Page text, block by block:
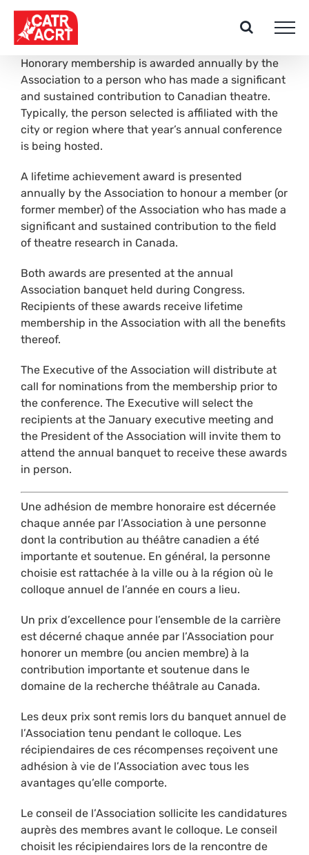
Skip
content
Honorary membership is awarded annually by the
Association to a person who has made a significant
and sustained contribution to Canadian theatre.
Typically, the person selected is affiliated with the
city or region where that year’s annual conference
is being hosted.
A lifetime achievement award is presented
annually by the Association to honour a member (or
former member) of the Association who has made a
significant and sustained contribution to the field
of theatre research in Canada.
Both awards are presented at the annual
Association banquet held during Congress.
Recipients of these awards receive lifetime
membership in the Association with all the benefits
thereof.
The Executive of the Association will distribute at
call for nominations from the membership prior to
the conference. The Executive will select the
recipients at the January executive meeting and
the President of the Association will invite them to
attend the annual banquet to receive these awards
in person.
Une adhésion de membre honoraire est décernée
chaque année par l’Association à une personne
dont la contribution au théâtre canadien a été
importante et soutenue. En général, la personne
choisie est rattachée à la ville ou à la région où le
colloque annuel de l’année en cours a lieu.
Un prix d’excellence pour l’ensemble de la carrière
est décerné chaque année par l’Association pour
honorer un membre (ou ancien membre) à la
contribution importante et soutenue dans le
domaine de la recherche théâtrale au Canada.
Les deux prix sont remis lors du banquet annuel de
l’Association tenu pendant le colloque. Les
récipiendaires de ces récompenses reçoivent une
adhésion à vie de l’Association avec tous les
avantages qu’elle comporte.
Le conseil de l’Association sollicite les candidatures
auprès des membres avant le colloque. Le conseil
choisit les récipiendaires lors de la rencontre de